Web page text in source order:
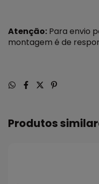
Atenção: Para envio
montagem é de
Produtos